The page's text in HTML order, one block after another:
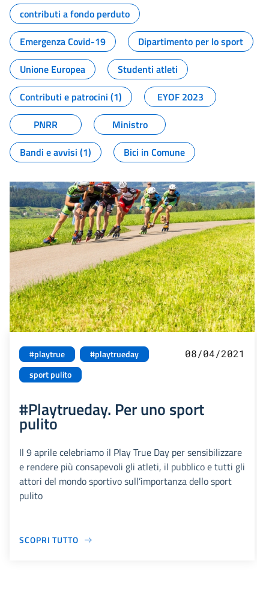
contributi a fondo perduto
Emergenza Covid-19
Dipartimento per lo sport
Unione Europea
Studenti atleti
Contributi e patrocini (1)
EYOF 2023
PNRR
Ministro
Bandi e avvisi (1)
Bici in Comune
#playtrue
#playtrueday
sport pulito
08/04/2021
#Playtrueday. Per uno sport
pulito
Il 9 aprile celebriamo il Play True Day per sensibilizzare
e rendere più consapevoli gli atleti, il pubblico e tutti gli
attori del mondo sportivo sull’importanza dello sport
pulito
SCOPRI TUTTO